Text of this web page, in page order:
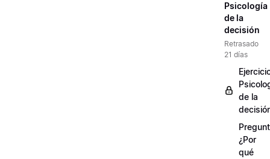
Psicología
de la
decisión
Retrasado
21 días
de la
¿Por
qué